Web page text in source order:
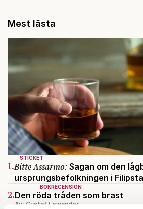
Mest lästa
STICKET
1.Bitte Assarmo: Sagan om den
ursprungsbefolkningen i
BOKRECENSION
2.Den röda tråden som brast
Av: Gustaf Lewander